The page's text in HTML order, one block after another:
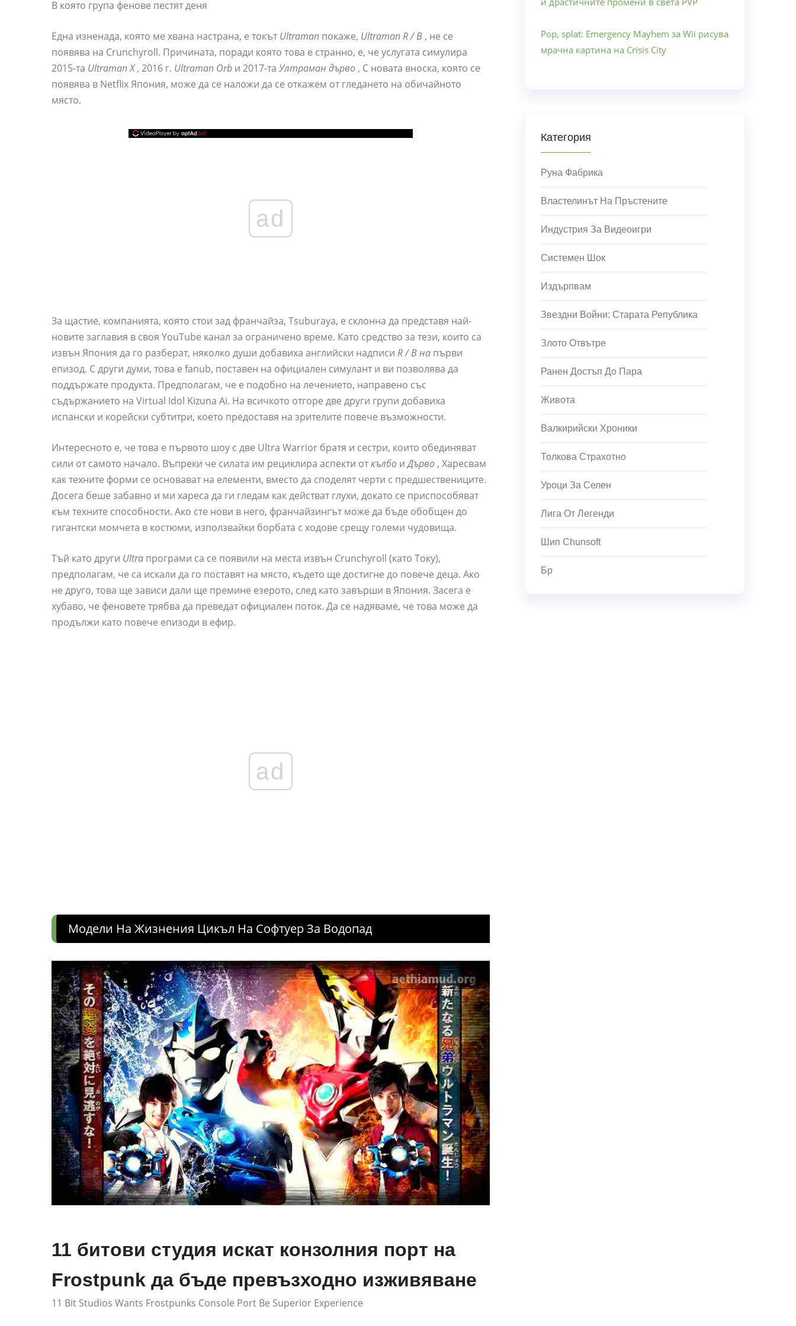
В която група фенове пестят деня
Една изненада, която ме хвана настрана, е токът Ultraman покаже, Ultraman R / B , не се
появява на Crunchyroll. Причината, поради която това е странно, е, че услугата симулира
2015-та Ultraman X, 2016 г. Ultraman Orb и 2017-та Ултраман дърво , С новата вноска, която се
появява в Netflix Япония, може да се наложи да се откажем от гледането на обичайното
място.
ad
За щастие, компанията, която стои зад франчайза, Tsuburaya, е склонна да представя най-
новите заглавия в своя YouTube канал за ограничено време. Като средство за тези, които са
извън Япония да го разберат, няколко души добавиха английски надписи R / B на първи
епизод. С други думи, това е fanub, поставен на официален симулант и ви позволява да
поддържате продукта. Предполагам, че е подобно на лечението, направено със
съдържанието на Virtual Idol Kizuna Ai. На всичкото отгоре две други групи добавиха
испански и корейски субтитри, което предоставя на зрителите повече възможности.
Интересното е, че това е първото шоу с две Ultra Warrior братя и сестри, които обединяват
сили от самото начало. Въпреки че силата им рециклира аспекти откълбо иДърво , Харесвам
как техните форми се основават на елементи, вместо да споделят черти с предшествениците.
Досега беше забавно и ми хареса да ги гледам как действат глухи, докато се приспособяват
към техните способности. Ако сте нови в него, франчайзингът може да бъде обобщен до
гигантски момчета в костюми, използвайки борбата с ходове срещу големи чудовища.
Тъй като други Ultra програми са се появили на места извън Crunchyroll (като Току),
предполагам, че са искали да го поставят на място, където ще достигне до повече деца. Ако
не друго, това ще зависи дали ще премине езерото, след като завърши в Япония. Засега е
хубаво, че феновете трябва да преведат официален поток. Да се ​​надяваме, че това може да
продължи като повече епизоди в ефир.
ad
Модели На Жизнения Цикъл На Софтуер За Водопад
11 битови студия искат конзолния порт на
Frostpunk да бъде превъзходно изживяване
11 Bit Studios Wants Frostpunks Console Port Be Superior Experience
Pop, splat: Emergency Mayhem за Wii рисува
мрачна картина на Crisis City
Категория
Руна Фабрика
Властелинът На Пръстените
Индустрия За Видеоигри
Системен Шок
Издърпвам
Звездни Войни: Старата Република
Злото Отвътре
Ранен Достъп До Пара
Живота
Валкирийски Хроники
Толкова Страхотно
Уроци За Селен
Лига От Легенди
Шип Chunsoft
Бр